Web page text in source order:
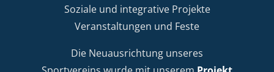
Soziale und integrative Projekte
Veranstaltungen und Feste
Die Neuausrichtung unseres